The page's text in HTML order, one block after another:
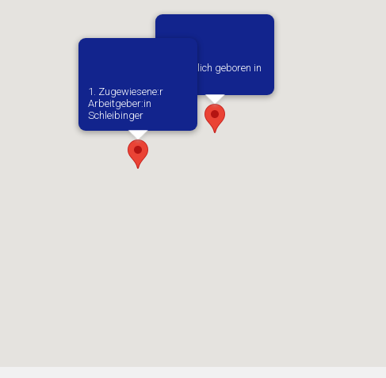
Vermutlich geboren in
1. Zugewiesene:r
Arbeitgeber:in​
Schleibinger